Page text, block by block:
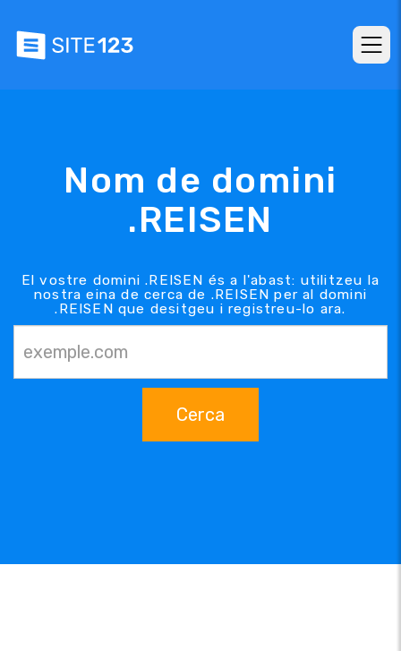
Nom de domini
.REISEN
El vostre domini .REISEN és a l'abast: utilitzeu la
nostra eina de cerca de .REISEN per al domini
.REISEN que desitgeu i registreu-lo ara.
Cerca